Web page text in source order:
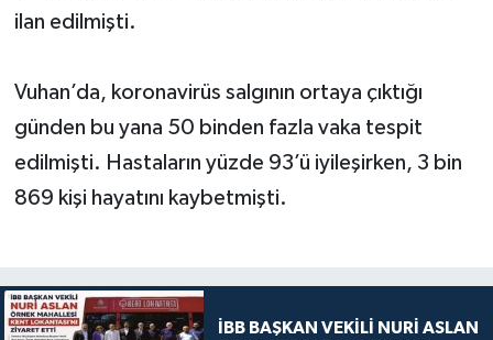
ilan edilmişti.
Vuhan’da, koronavirüs salgının ortaya çıktığı
günden bu yana 50 binden fazla vaka tespit
edilmişti. Hastaların yüzde 93’ü iyileşirken, 3 bin
869 kişi hayatını kaybetmişti.
İBB BAŞKAN VEKİLİ NURİ ASLAN